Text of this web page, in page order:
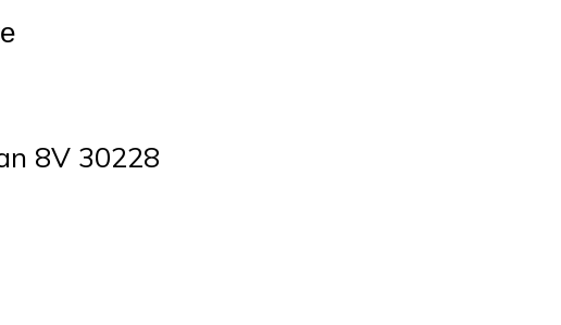
8V 30228